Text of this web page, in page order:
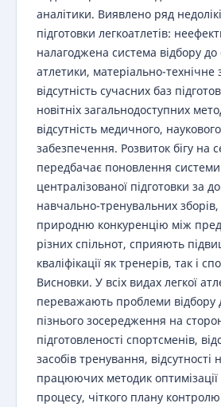
аналітики. Виявлено ряд
підготовки легкоатлетів:
налагоджена система відбору до
атлетики, матеріально-технічне
відсутність сучасних баз
новітніх загальнодоступних
відсутність медичного,
забезпечення. Розвиток бігу на
передбачає поновлення системи
централізованої підготовки за
навчально-тренувальних
природню конкуренцію між
різних спільнот, сприяють
кваліфікації як тренерів, так і
Висновки. У всіх видах легкої
переважають проблеми відбору
пізнього зосередження на
підготовленості спортсменів,
засобів тренування, відсутності
працюючих методик оптимізації
процесу, чіткого плану